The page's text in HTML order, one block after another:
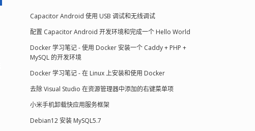
Capacitor Android 使用 USB 调试和无线调试
配置 Capacitor Android 开发环境和完成一个 Hello World
Docker 学习笔记 - 使用 Docker 安装一个 Caddy + PHP +
MySQL 的开发环境
Docker 学习笔记 - 在 Linux 上安装和使用 Docker
去除 Visual Studio 在资源管理器中添加的右键菜单项
小米手机卸载快应用服务框架
Debian12 安装 MySQL5.7